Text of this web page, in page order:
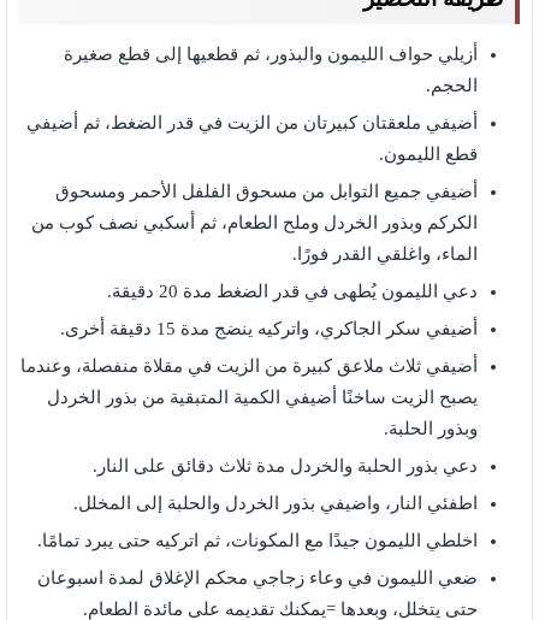
أزيلي حواف الليمون والبذور، ثم قطعيها إلى قطع صغيرة
الحجم.
أضيفي ملعقتان كبيرتان من الزيت في قدر الضغط، ثم أضيفي
قطع الليمون.
أضيفي جميع التوابل من مسحوق الفلفل الأحمر ومسحوق
الكركم وبذور الخردل وملح الطعام، ثم أسكبي نصف كوب من
الماء، واغلقي القدر فورًا.
دعي الليمون يُطهى في قدر الضغط مدة 20 دقيقة.
أضيفي سكر الجاكري، واتركيه ينضج مدة 15 دقيقة أخرى.
أضيفي ثلاث ملاعق كبيرة من الزيت في مقلاة منفصلة، وعندما
يصبح الزيت ساخنًا أضيفي الكمية المتبقية من بذور الخردل
وبذور الحلبة.
دعي بذور الحلبة والخردل مدة ثلاث دقائق على النار.
اطفئي النار، واضيفي بذور الخردل والحلبة إلى المخلل.
اخلطي الليمون جيدًا مع المكونات، ثم اتركيه حتى يبرد تمامًا.
ضعي الليمون في وعاء زجاجي محكم الإغلاق لمدة اسبوعان
حتى يتخلل، وبعدها =يمكنك تقديمه على مائدة الطعام.